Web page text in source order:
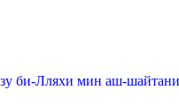
би-Лляхи мин аш-